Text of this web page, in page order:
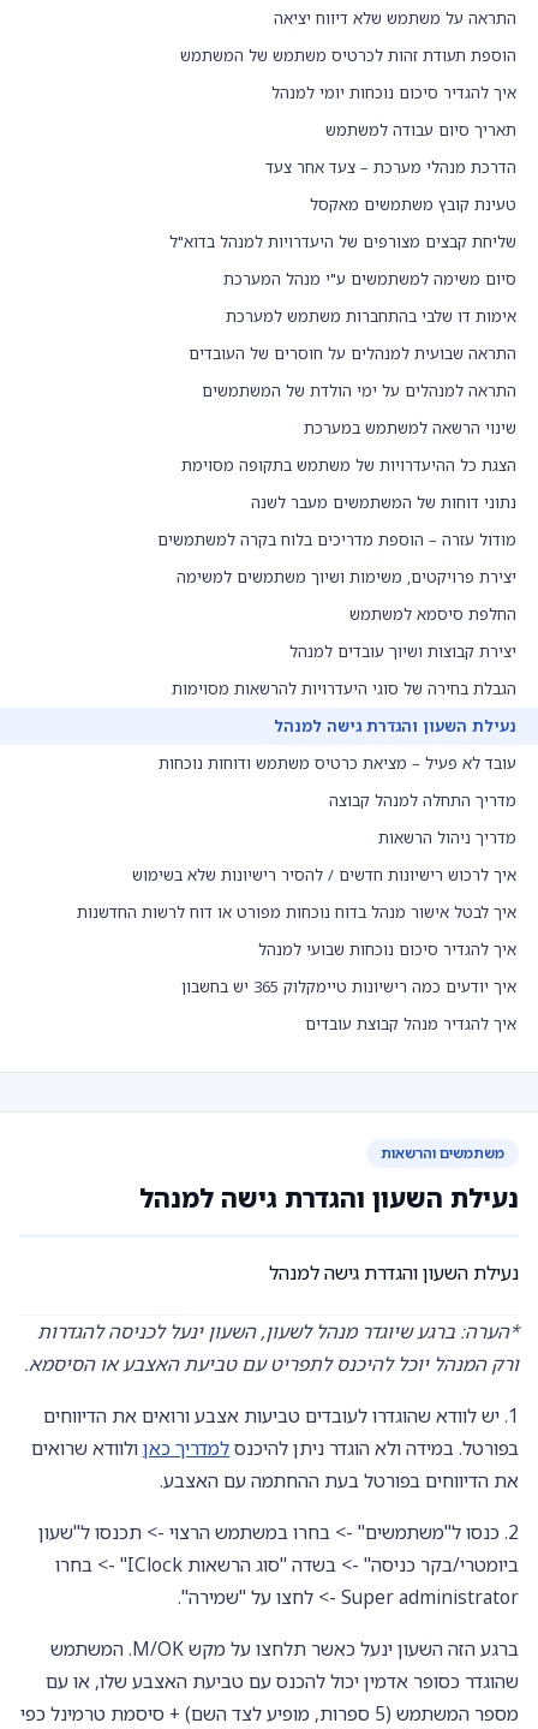
התראה על משתמש שלא דיווח יציאה
הוספת תעודת זהות לכרטיס משתמש של המשתמש
איך להגדיר סיכום נוכחות יומי למנהל
תאריך סיום עבודה למשתמש
הדרכת מנהלי מערכת – צעד אחר צעד
טעינת קובץ משתמשים מאקסל
שליחת קבצים מצורפים של היעדרויות למנהל בדוא"ל
סיום משימה למשתמשים ע"י מנהל המערכת
אימות דו שלבי בהתחברות משתמש למערכת
התראה שבועית למנהלים על חוסרים של העובדים
התראה למנהלים על ימי הולדת של המשתמשים
שינוי הרשאה למשתמש במערכת
הצגת כל ההיעדרויות של משתמש בתקופה מסוימת
נתוני דוחות של המשתמשים מעבר לשנה
מודול עזרה – הוספת מדריכים בלוח בקרה למשתמשים
יצירת פרויקטים, משימות ושיוך משתמשים למשימה
החלפת סיסמא למשתמש
יצירת קבוצות ושיוך עובדים למנהל
הגבלת בחירה של סוגי היעדרויות להרשאות מסוימות
נעילת השעון והגדרת גישה למנהל
עובד לא פעיל – מציאת כרטיס משתמש ודוחות נוכחות
מדריך התחלה למנהל קבוצה
מדריך ניהול הרשאות
איך לרכוש רישיונות חדשים / להסיר רישיונות שלא בשימוש
איך לבטל אישור מנהל בדוח נוכחות מפורט או דוח לרשות החדשנות
איך להגדיר סיכום נוכחות שבועי למנהל
איך יודעים כמה רישיונות טיימקלוק 365 יש בחשבון
איך להגדיר מנהל קבוצת עובדים
משתמשים והרשאות
נעילת השעון והגדרת גישה למנהל
נעילת השעון והגדרת גישה למנהל
*הערה: ברגע שיוגדר מנהל לשעון, השעון ינעל לכניסה להגדרות
ורק המנהל יוכל להיכנס לתפריט עם טביעת האצבע או הסיסמא.
1. יש לוודא שהוגדרו לעובדים טביעות אצבע ורואים את הדיווחים
בפורטל. במידה ולא הוגדר ניתן להיכנסלמדריך כאןולוודא שרואים
את הדיווחים בפורטל בעת ההחתמה עם האצבע.
2. כנסו ל"משתמשים" -> בחרו במשתמש הרצוי -> תכנסו ל"שעון
ביומטרי/בקר כניסה" -> בשדה "סוג הרשאות IClock" -> בחרו
Super administrator -> לחצו על "שמירה".
ברגע הזה השעון ינעל כאשר תלחצו על מקש M/OK. המשתמש
שהוגדר כסופר אדמין יכול להכנס עם טביעת האצבע שלו, או עם
מספר המשתמש (5 ספרות, מופיע לצד השם) + סיסמת טרמינל כפי